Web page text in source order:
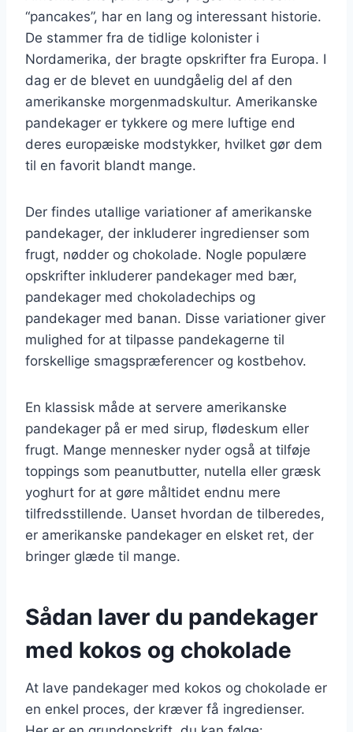
“pancakes”, har en lang og interessant historie.
De stammer fra de tidlige kolonister i
Nordamerika, der bragte opskrifter fra Europa. I
dag er de blevet en uundgåelig del af den
amerikanske morgenmadskultur. Amerikanske
pandekager er tykkere og mere luftige end
deres europæiske modstykker, hvilket gør dem
til en favorit blandt mange.
Der findes utallige variationer af amerikanske
pandekager, der inkluderer ingredienser som
frugt, nødder og chokolade. Nogle populære
opskrifter inkluderer pandekager med bær,
pandekager med chokoladechips og
pandekager med banan. Disse variationer giver
mulighed for at tilpasse pandekagerne til
forskellige smagspræferencer og kostbehov.
En klassisk måde at servere amerikanske
pandekager på er med sirup, flødeskum eller
frugt. Mange mennesker nyder også at tilføje
toppings som peanutbutter, nutella eller græsk
yoghurt for at gøre måltidet endnu mere
tilfredsstillende. Uanset hvordan de tilberedes,
er amerikanske pandekager en elsket ret, der
bringer glæde til mange.
Sådan laver du pandekager
med kokos og chokolade
At lave pandekager med kokos og chokolade er
en enkel proces, der kræver få ingredienser.